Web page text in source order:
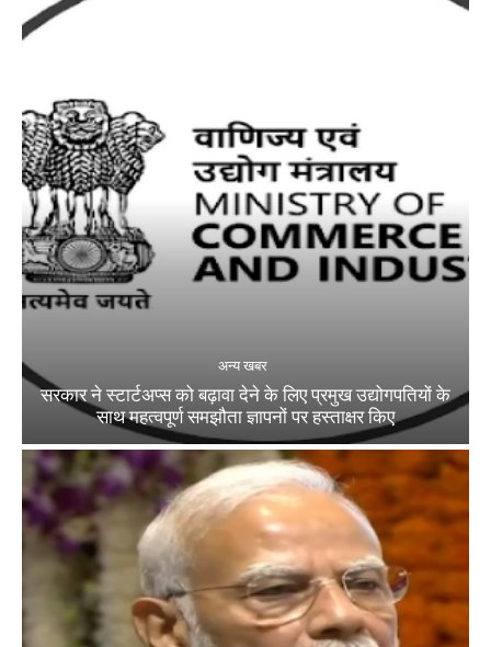
अन्य खबर
सरकार ने स्टार्टअप्‍स को बढ़ावा देने के लिए प्रमुख उद्योगपतियों के
साथ महत्‍वपूर्ण समझौता ज्ञापनों पर हस्‍ताक्षर किए